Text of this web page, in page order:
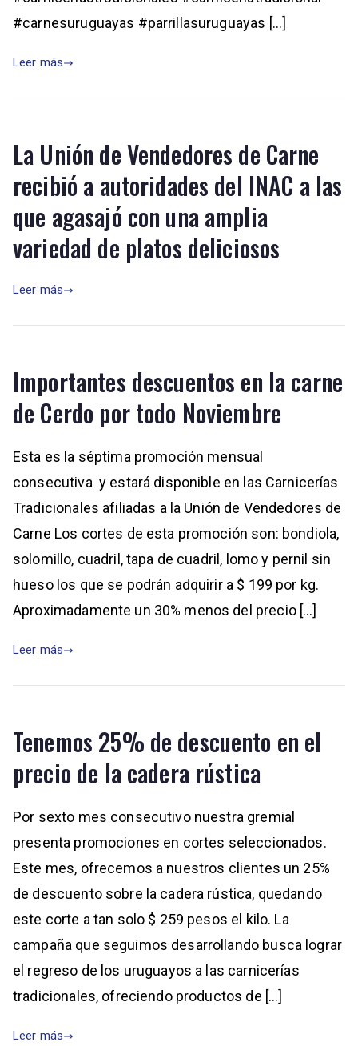
#carnesuruguayas #parrillasuruguayas […]
Leer más
La Unión de Vendedores de Carne
recibió a autoridades del INAC a las
que agasajó con una amplia
variedad de platos deliciosos
Leer más
Importantes descuentos en la carne
de Cerdo por todo Noviembre
Esta es la séptima promoción mensual
consecutiva y estará disponible en las Carnicerías
Tradicionales afiliadas a la Unión de Vendedores de
Carne Los cortes de esta promoción son: bondiola,
solomillo, cuadril, tapa de cuadril, lomo y pernil sin
hueso los que se podrán adquirir a $ 199 por kg.
Aproximadamente un 30% menos del precio […]
Leer más
Tenemos 25% de descuento en el
precio de la cadera rústica
Por sexto mes consecutivo nuestra gremial
presenta promociones en cortes seleccionados.
Este mes, ofrecemos a nuestros clientes un 25%
de descuento sobre la cadera rústica, quedando
este corte a tan solo $ 259 pesos el kilo. La
campaña que seguimos desarrollando busca lograr
el regreso de los uruguayos a las carnicerías
tradicionales, ofreciendo productos de […]
Leer más